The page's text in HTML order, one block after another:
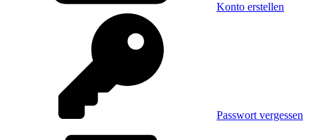
Konto erstellen
Passwort vergessen